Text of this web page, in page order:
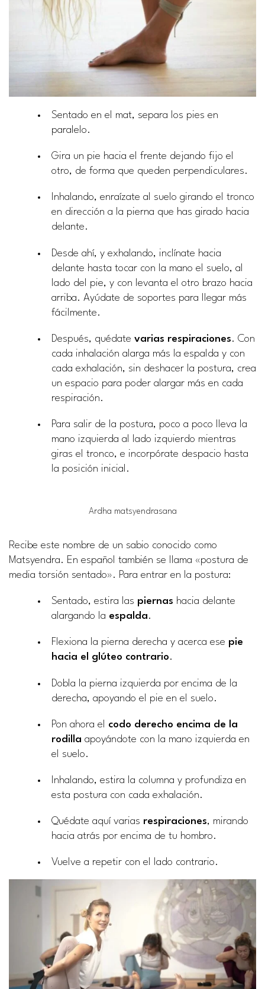
Sentado en el mat, separa los pies en
paralelo.
Gira un pie hacia el frente dejando fijo el
otro, de forma que queden perpendiculares.
Inhalando, enraízate al suelo girando el tronco
en dirección a la pierna que has girado hacia
delante.
Desde ahí, y exhalando, inclínate hacia
delante hasta tocar con la mano el suelo, al
lado del pie, y con levanta el otro brazo hacia
arriba. Ayúdate de soportes para llegar más
fácilmente.
Después, quédate varias respiraciones. Con
cada inhalación alarga más la espalda y con
cada exhalación, sin deshacer la postura, crea
un espacio para poder alargar más en cada
respiración.
Para salir de la postura, poco a poco lleva la
mano izquierda al lado izquierdo mientras
giras el tronco, e incorpórate despacio hasta
la posición inicial.
Ardha matsyendrasana
Recibe este nombre de un sabio conocido como
Matsyendra. En español también se llama «postura de
media torsión sentado». Para entrar en la postura:
Sentado, estira las piernas hacia delante
alargando la espalda.
Flexiona la pierna derecha y acerca ese pie
hacia el glúteo contrario.
Dobla la pierna izquierda por encima de la
derecha, apoyando el pie en el suelo.
Pon ahora el codo derecho encima de la
rodilla apoyándote con la mano izquierda en
el suelo.
Inhalando, estira la columna y profundiza en
esta postura con cada exhalación.
Quédate aquí varias respiraciones, mirando
hacia atrás por encima de tu hombro.
Vuelve a repetir con el lado contrario.